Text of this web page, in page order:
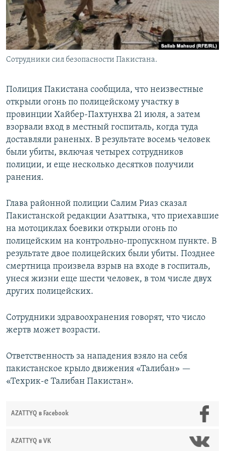
Сотрудники сил безопасности Пакистана.
Полиция Пакистана сообщила, что неизвестные
открыли огонь по полицейскому участку в
провинции Хайбер-Пахтунхва 21 июля, а затем
взорвали вход в местный госпиталь, когда туда
доставляли раненых. В результате восемь человек
были убиты, включая четырех сотрудников
полиции, и еще несколько десятков получили
ранения.
Глава районной полиции Салим Риаз сказал
Пакистанской редакции Азаттыка, что приехавшие
на мотоциклах боевики открыли огонь по
полицейским на контрольно-пропускном пункте. В
результате двое полицейских были убиты. Позднее
смертница произвела взрыв на входе в госпиталь,
унеся жизни еще шести человек, в том числе двух
других полицейских.
Сотрудники здравоохранения говорят, что число
жертв может возрасти.
Ответственность за нападения взяло на себя
пакистанское крыло движения «Талибан» —
«Техрик-е Талибан Пакистан».
AZATTYQ в Facebook
AZATTYQ в VK